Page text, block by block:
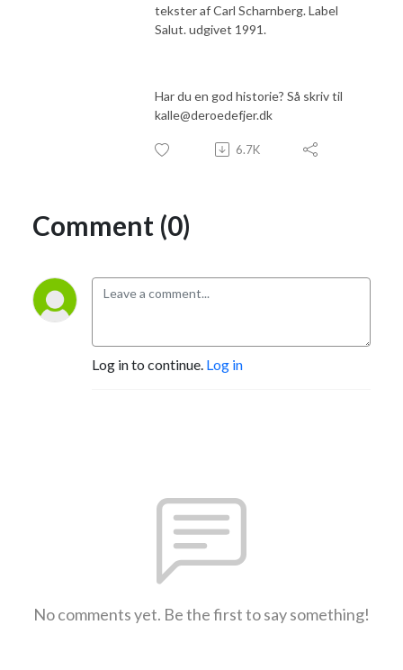
tekster af Carl Scharnberg. Label
Salut. udgivet 1991.
Har du en god historie? Så skriv til
kalle@deroedefjer.dk
6.7K
Comment (0)
Log in to continue. Log in
No comments yet. Be the first to say something!